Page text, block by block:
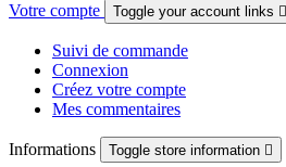
Votre compte Toggle your account links 
Suivi de commande
Connexion
Créez votre compte
Mes commentaires
Informations Toggle store information 